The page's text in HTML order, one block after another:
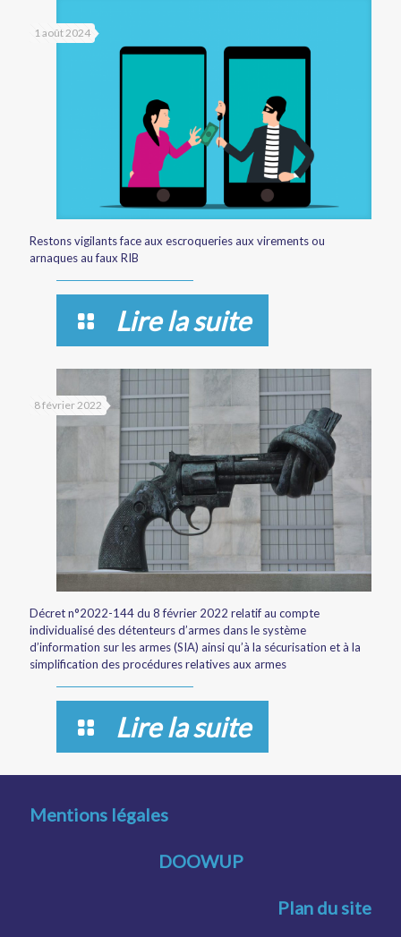
1 août 2024
Restons vigilants face aux escroqueries aux virements ou
arnaques au faux RIB
Lire la suite
8 février 2022
Décret n°2022-144 du 8 février 2022 relatif au compte
individualisé des détenteurs d’armes dans le système
d’information sur les armes (SIA) ainsi qu’à la sécurisation et à la
simplification des procédures relatives aux armes
Lire la suite
Mentions légales
DOOWUP
Plan du site